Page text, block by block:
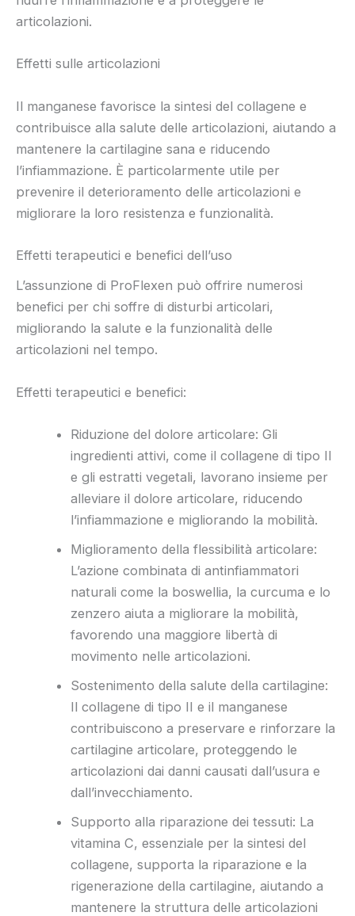
articolazioni.
Effetti sulle articolazioni
Il manganese favorisce la sintesi del collagene e
contribuisce alla salute delle articolazioni, aiutando a
mantenere la cartilagine sana e riducendo
l’infiammazione. È particolarmente utile per
prevenire il deterioramento delle articolazioni e
migliorare la loro resistenza e funzionalità.
Effetti terapeutici e benefici dell’uso
L’assunzione di ProFlexen può offrire numerosi
benefici per chi soffre di disturbi articolari,
migliorando la salute e la funzionalità delle
articolazioni nel tempo.
Effetti terapeutici e benefici:
Riduzione del dolore articolare: Gli
ingredienti attivi, come il collagene di tipo II
e gli estratti vegetali, lavorano insieme per
alleviare il dolore articolare, riducendo
l’infiammazione e migliorando la mobilità.
Miglioramento della flessibilità articolare:
L’azione combinata di antinfiammatori
naturali come la boswellia, la curcuma e lo
zenzero aiuta a migliorare la mobilità,
favorendo una maggiore libertà di
movimento nelle articolazioni.
Sostenimento della salute della cartilagine:
Il collagene di tipo II e il manganese
contribuiscono a preservare e rinforzare la
cartilagine articolare, proteggendo le
articolazioni dai danni causati dall’usura e
dall’invecchiamento.
Supporto alla riparazione dei tessuti: La
vitamina C, essenziale per la sintesi del
collagene, supporta la riparazione e la
rigenerazione della cartilagine, aiutando a
mantenere la struttura delle articolazioni